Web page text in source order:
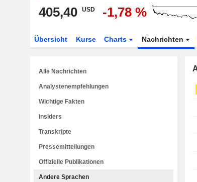
405,40 USD -1,78 %
Übersicht Kurse Charts Nachrichten
Alle Nachrichten
Analystenempfehlungen
Wichtige Fakten
Insiders
Transkripte
Pressemitteilungen
Offizielle Publikationen
Andere Sprachen